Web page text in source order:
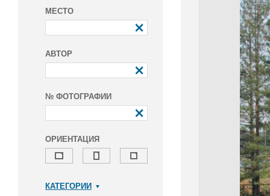
МЕСТО
АВТОР
№ ФОТОГРАФИИ
ОРИЕНТАЦИЯ
КАТЕГОРИИ